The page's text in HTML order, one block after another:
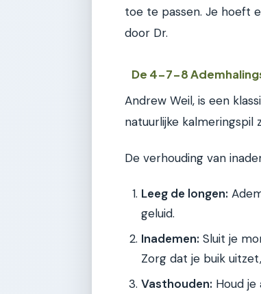
toe te passen. Je hoeft
door Dr.
De 4-7-8
Andrew Weil, is een
natuurlijke kalmeringspil
De verhouding van
Leeg de longen:
geluid.
Inademen: Sluit je
Zorg dat je buik
Vasthouden: Houd